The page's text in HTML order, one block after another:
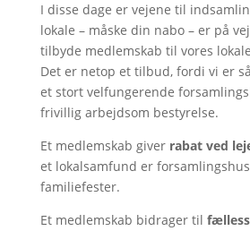
I disse dage er vejene til
lokale – måske din nabo – er på
tilbyde medlemskab til vores
Det er netop et tilbud, fordi vi er
et stort velfungerende
frivillig arbejdsom bestyrelse.
Et medlemskab giver rabat ved
et lokalsamfund er
familiefester.
Et medlemskab bidrager til